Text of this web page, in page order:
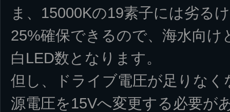
ま、15000Kの19素子には劣る
25%確保できるので、海水向
白LED数となります。
但し、ドライブ電圧が足りな
源電圧を15Vへ変更する必要が